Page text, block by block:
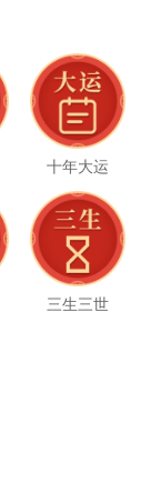
十年大运
三生三世